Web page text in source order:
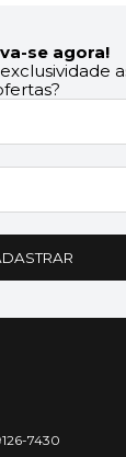
se agora!
7430